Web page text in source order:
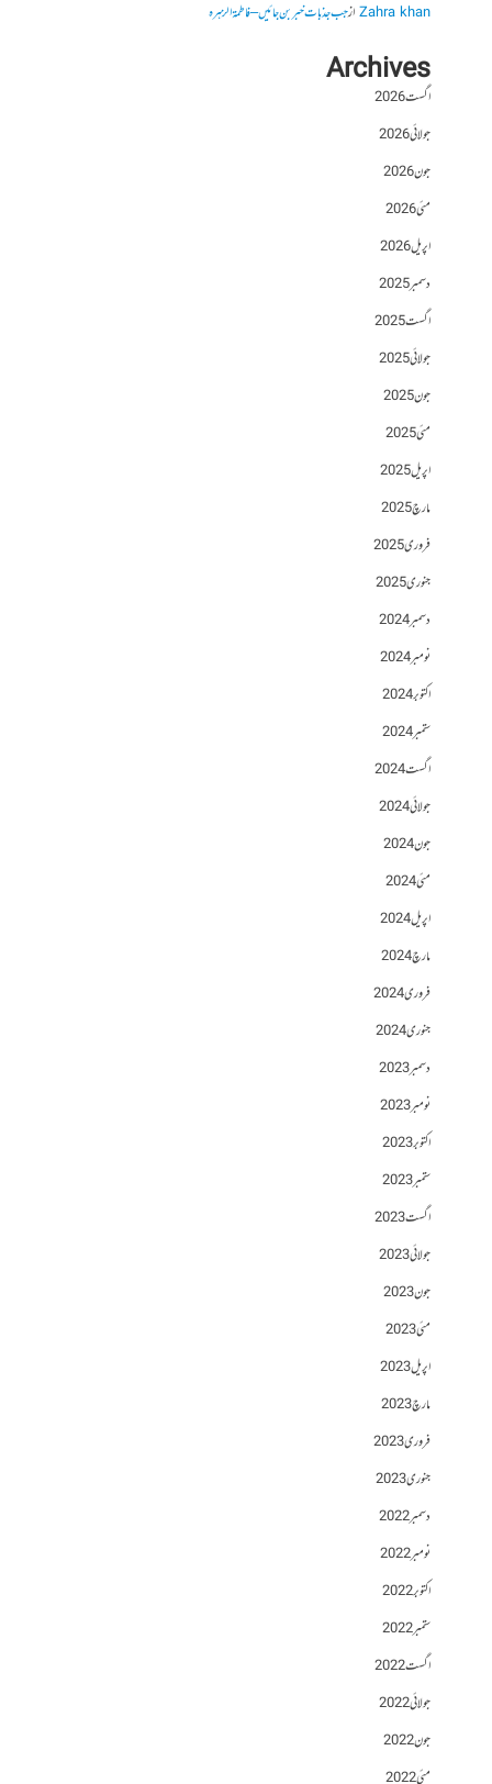
Zahra khanازجب جذبات خبر بن جائیں – فاطمۃالزہرہ
Archives
اگست 2026
جولائی 2026
جون 2026
مئی 2026
اپریل 2026
دسمبر 2025
اگست 2025
جولائی 2025
جون 2025
مئی 2025
اپریل 2025
مارچ 2025
فروری 2025
جنوری 2025
دسمبر 2024
نومبر 2024
اکتوبر 2024
ستمبر 2024
اگست 2024
جولائی 2024
جون 2024
مئی 2024
اپریل 2024
مارچ 2024
فروری 2024
جنوری 2024
دسمبر 2023
نومبر 2023
اکتوبر 2023
ستمبر 2023
اگست 2023
جولائی 2023
جون 2023
مئی 2023
اپریل 2023
مارچ 2023
فروری 2023
جنوری 2023
دسمبر 2022
نومبر 2022
اکتوبر 2022
ستمبر 2022
اگست 2022
جولائی 2022
جون 2022